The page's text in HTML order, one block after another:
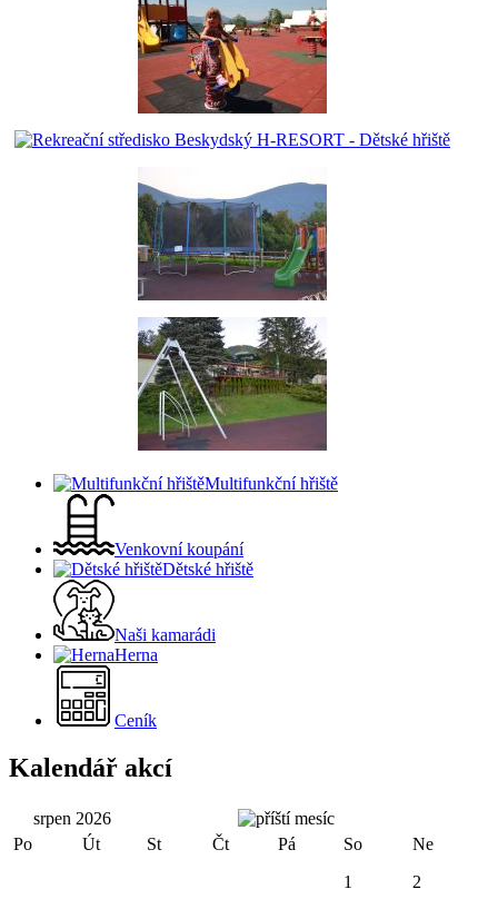
Multifunkční hřiště
Venkovní koupání
Dětské hřiště
Naši kamarádi
Herna
Ceník
Kalendář akcí
srpen 2026
Po
Út St Čt Pá So
Ne
1
2